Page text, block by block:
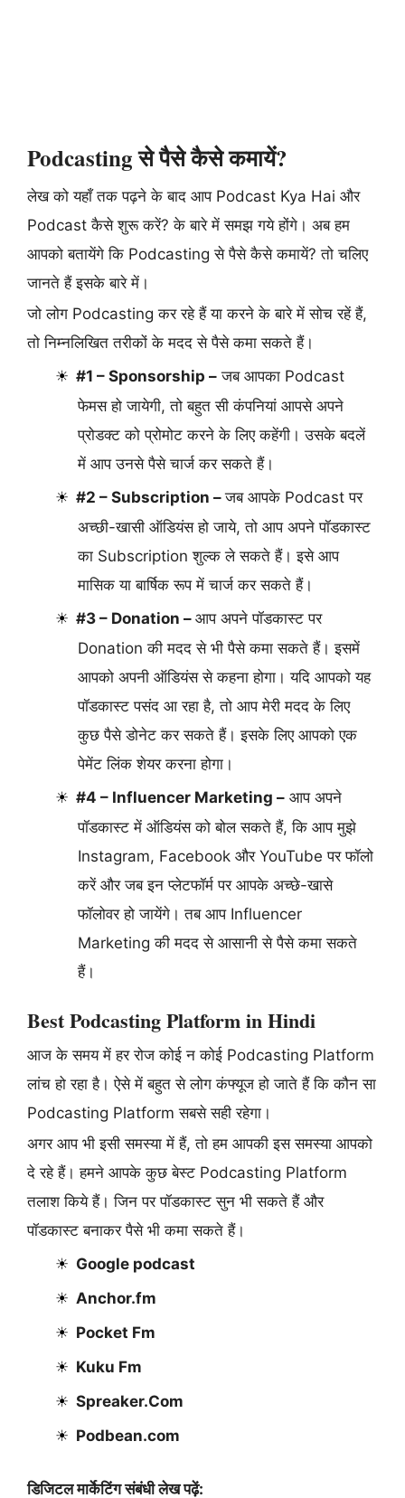
Podcasting से पैसे कैसे कमायें?
लेख को यहाँ तक पढ़ने के बाद आप Podcast Kya Hai और
Podcast कैसे शुरू करें? के बारे में समझ गये होंगे। अब हम
आपको बतायेंगे कि Podcasting से पैसे कैसे कमायें? तो चलिए
जानते हैं इसके बारे में।
जो लोग Podcasting कर रहे हैं या करने के बारे में सोच रहें हैं,
तो निम्नलिखित तरीकों के मदद से पैसे कमा सकते हैं।
#1 – Sponsorship – जब आपका Podcast
फेमस हो जायेगी, तो बहुत सी कंपनियां आपसे अपने
प्रोडक्ट को प्रोमोट करने के लिए कहेंगी। उसके बदलें
में आप उनसे पैसे चार्ज कर सकते हैं।
#2 – Subscription –जब आपके Podcast पर
अच्छी-खासी ऑडियंस हो जाये, तो आप अपने पॉडकास्ट
का Subscription शुल्क ले सकते हैं। इसे आप
मासिक या बार्षिक रूप में चार्ज कर सकते हैं।
#3 – Donation – आप अपने पॉडकास्ट पर
Donation की मदद से भी पैसे कमा सकते हैं। इसमें
आपको अपनी ऑडियंस से कहना होगा। यदि आपको यह
पॉडकास्ट पसंद आ रहा है, तो आप मेरी मदद के लिए
कुछ पैसे डोनेट कर सकते हैं। इसके लिए आपको एक
पेमेंट लिंक शेयर करना होगा।
#4 – Influencer Marketing – आप अपने
पॉडकास्ट में ऑडियंस को बोल सकते हैं, कि आप मुझे
Instagram, Facebook और YouTube पर फॉलो
करें और जब इन प्लेटफॉर्म पर आपके अच्छे-खासे
फॉलोवर हो जायेंगे। तब आप Influencer
Marketing की मदद से आसानी से पैसे कमा सकते
हैं।
Best Podcasting Platform in Hindi
आज के समय में हर रोज कोई न कोई Podcasting Platform
लांच हो रहा है। ऐसे में बहुत से लोग कंफ्यूज हो जाते हैं कि कौन सा
Podcasting Platform सबसे सही रहेगा।
अगर आप भी इसी समस्या में हैं, तो हम आपकी इस समस्या आपको
दे रहे हैं। हमने आपके कुछ बेस्ट Podcasting Platform
तलाश किये हैं। जिन पर पॉडकास्ट सुन भी सकते हैं और
पॉडकास्ट बनाकर पैसे भी कमा सकते हैं।
Google podcast
Anchor.fm
Pocket Fm
Kuku Fm
Spreaker.Com
Podbean.com
डिजिटल मार्केटिंग संबंधी लेख पढ़ें: